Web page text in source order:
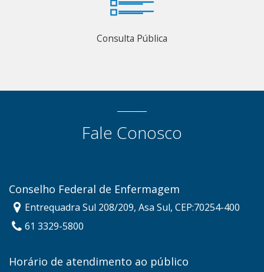
Consulta Pública
Fale Conosco
Conselho Federal de Enfermagem
Entrequadra Sul 208/209, Asa Sul, CEP:70254-400
61 3329-5800
Horário de atendimento ao público